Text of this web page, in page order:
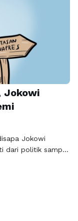
Jokowi
Jokowi
dari politik sampai
Gibran
…